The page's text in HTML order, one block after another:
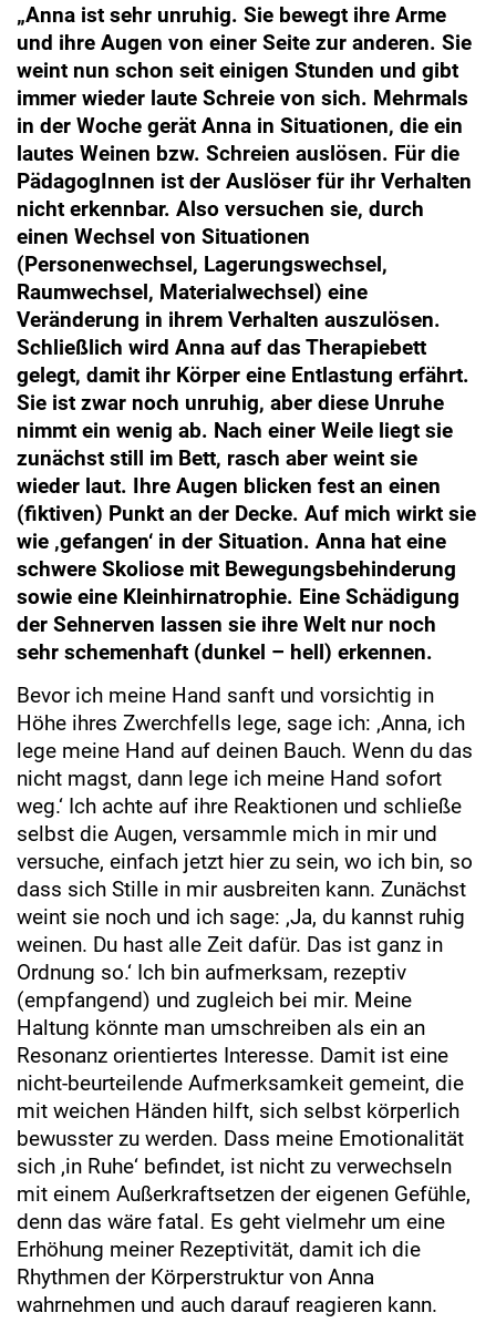
„Anna ist sehr unruhig. Sie bewegt ihre Arme
und ihre Augen von einer Seite zur anderen. Sie
weint nun schon seit einigen Stunden und gibt
immer wieder laute Schreie von sich. Mehrmals
in der Woche gerät Anna in Situationen, die ein
lautes Weinen bzw. Schreien auslösen. Für die
PädagogInnen ist der Auslöser für ihr Verhalten
nicht erkennbar. Also versuchen sie, durch
einen Wechsel von Situationen
(Personenwechsel, Lagerungswechsel,
Raumwechsel, Materialwechsel) eine
Veränderung in ihrem Verhalten auszulösen.
Schließlich wird Anna auf das Therapiebett
gelegt, damit ihr Körper eine Entlastung erfährt.
Sie ist zwar noch unruhig, aber diese Unruhe
nimmt ein wenig ab. Nach einer Weile liegt sie
zunächst still im Bett, rasch aber weint sie
wieder laut. Ihre Augen blicken fest an einen
(fiktiven) Punkt an der Decke. Auf mich wirkt sie
wie ‚gefangen‘ in der Situation. Anna hat eine
schwere Skoliose mit Bewegungsbehinderung
sowie eine Kleinhirnatrophie. Eine Schädigung
der Sehnerven lassen sie ihre Welt nur noch
sehr schemenhaft (dunkel – hell) erkennen.
Bevor ich meine Hand sanft und vorsichtig in
Höhe ihres Zwerchfells lege, sage ich: ‚Anna, ich
lege meine Hand auf deinen Bauch. Wenn du das
nicht magst, dann lege ich meine Hand sofort
weg.‘ Ich achte auf ihre Reaktionen und schließe
selbst die Augen, versammle mich in mir und
versuche, einfach jetzt hier zu sein, wo ich bin, so
dass sich Stille in mir ausbreiten kann. Zunächst
weint sie noch und ich sage: ‚Ja, du kannst ruhig
weinen. Du hast alle Zeit dafür. Das ist ganz in
Ordnung so.‘ Ich bin aufmerksam, rezeptiv
(empfangend) und zugleich bei mir. Meine
Haltung könnte man umschreiben als ein an
Resonanz orientiertes Interesse. Damit ist eine
nicht-beurteilende Aufmerksamkeit gemeint, die
mit weichen Händen hilft, sich selbst körperlich
bewusster zu werden. Dass meine Emotionalität
sich ‚in Ruhe‘ befindet, ist nicht zu verwechseln
mit einem Außerkraftsetzen der eigenen Gefühle,
denn das wäre fatal. Es geht vielmehr um eine
Erhöhung meiner Rezeptivität, damit ich die
Rhythmen der Körperstruktur von Anna
wahrnehmen und auch darauf reagieren kann.